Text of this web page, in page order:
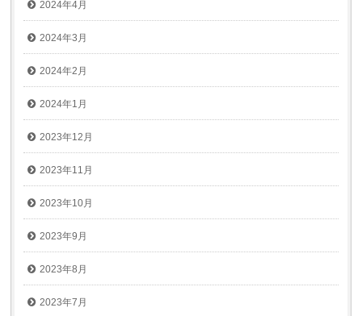
2024年4月
2024年3月
2024年2月
2024年1月
2023年12月
2023年11月
2023年10月
2023年9月
2023年8月
2023年7月